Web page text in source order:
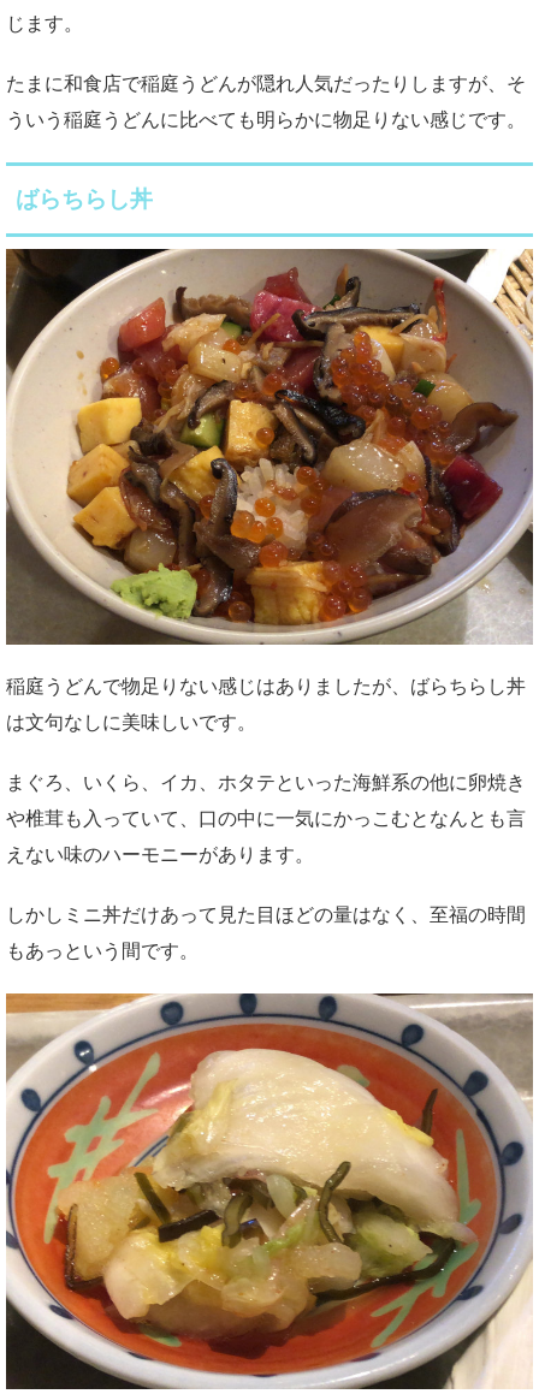
じます。
たまに和食店で稲庭うどんが隠れ人気だったりしますが、そ
ういう稲庭うどんに比べても明らかに物足りない感じです。
ばらちらし丼
稲庭うどんで物足りない感じはありましたが、ばらちらし丼
は文句なしに美味しいです。
まぐろ、いくら、イカ、ホタテといった海鮮系の他に卵焼き
や椎茸も入っていて、口の中に一気にかっこむとなんとも言
えない味のハーモニーがあります。
しかしミニ丼だけあって見た目ほどの量はなく、至福の時間
もあっという間です。